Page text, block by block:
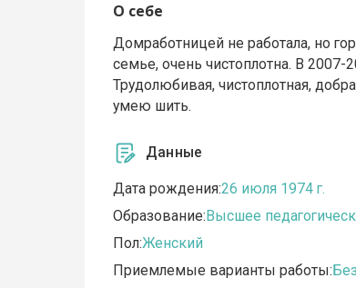
О себе
Домработницей не работала, но
семье, очень чистоплотна. В 2007-
Трудолюбивая, чистоплотная,
умею шить.
Данные
Дата рождения:26 июля 1974 г.
Образование:Высшее
Пол:Женский
Приемлемые варианты работы: